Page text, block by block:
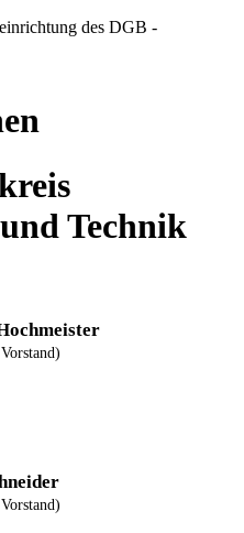
des DGB -
Technik